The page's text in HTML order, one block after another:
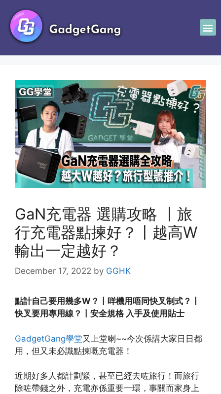
GaN充電器 選購攻略 〡旅
行充電器點揀好？〡越高W
輸出一定越好？
December 17, 2022 by GGHK
點計自己要用幾多W？〡咩機用唔同快叉制式？〡
快叉要用專用線？〡安全規格 入手及使用貼士
GadgetGang學堂又上堂喇~~今次係講大家日日都
用，但又未必識點揀嘅充電器！
近期好多人都計劃緊，甚至已經去咗旅行！而旅行
除咗帶錢之外，充電亦係重要一環，事關而家身上